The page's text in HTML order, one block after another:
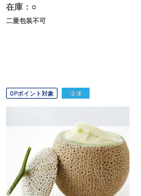
在庫：○
二重包装不可
OPポイント対象 冷凍